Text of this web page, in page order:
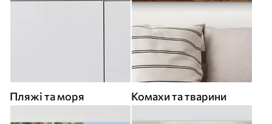
Пляжі та моря Комахи та тварини